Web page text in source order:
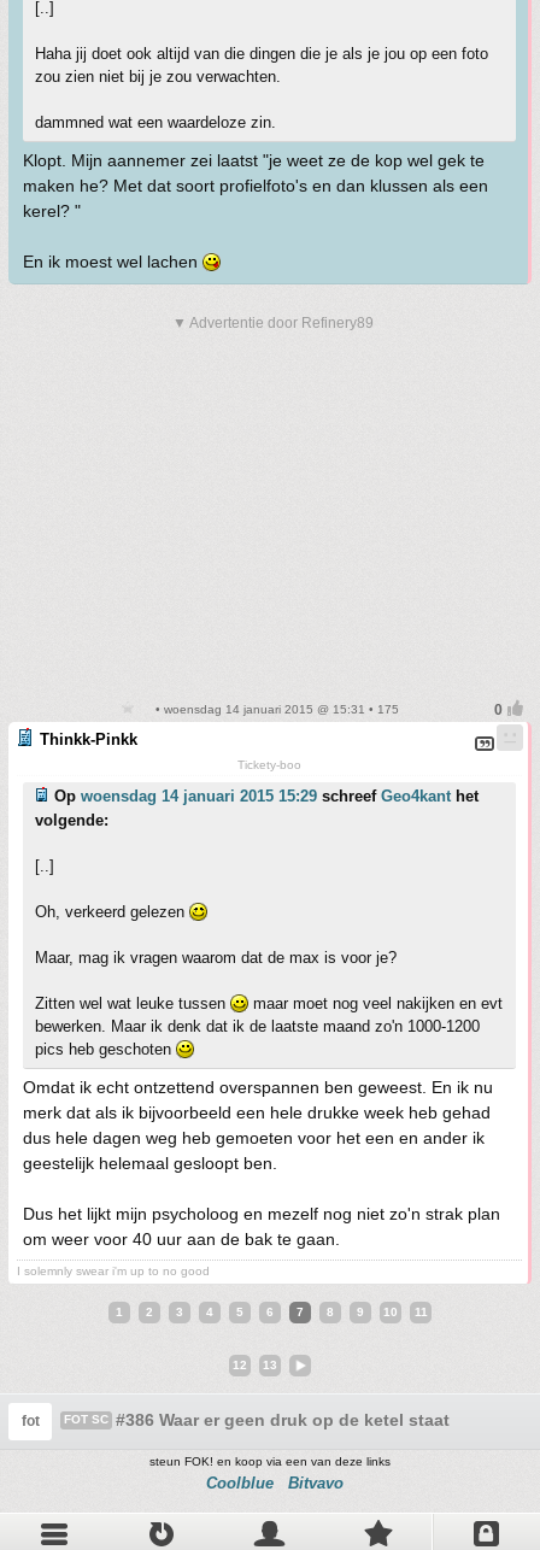
[..]
Haha jij doet ook altijd van die dingen die je als je jou op een foto
zou zien niet bij je zou verwachten.
dammned wat een waardeloze zin.
Klopt. Mijn aannemer zei laatst "je weet ze de kop wel gek te
maken he? Met dat soort profielfoto's en dan klussen als een
kerel? "
En ik moest wel lachen
▼ Advertentie door Refinery89
• woensdag 14 januari 2015 @ 15:31 • 175
Thinkk-Pinkk
Tickety-boo
Op woensdag 14 januari 2015 15:29 schreef Geo4kanthet
volgende:
[..]
Oh, verkeerd gelezen
Maar, mag ik vragen waarom dat de max is voor je?
Zitten wel wat leuke tussen
maar moet nog veel nakijken en evt
bewerken. Maar ik denk dat ik de laatste maand zo'n 1000-1200
pics heb geschoten
Omdat ik echt ontzettend overspannen ben geweest. En ik nu
merk dat als ik bijvoorbeeld een hele drukke week heb gehad
dus hele dagen weg heb gemoeten voor het een en ander ik
geestelijk helemaal gesloopt ben.
Dus het lijkt mijn psycholoog en mezelf nog niet zo'n strak plan
om weer voor 40 uur aan de bak te gaan.
I solemnly swear i'm up to no good
1 2 3 4 5 6 7 8 9 10 11
12 13
fot FOT SC #386 Waar er geen druk op de ketel staat
steun FOK! en koop via een van deze links
Coolblue Bitvavo